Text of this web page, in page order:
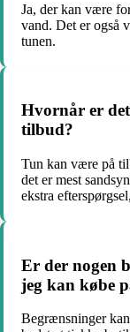
Ja, der kan være
vand. Det er også
tunen.
Hvornår er
tilbud?
Tun kan være på
det er mest
ekstra
Er der nogen
jeg kan købe
Begrænsninger